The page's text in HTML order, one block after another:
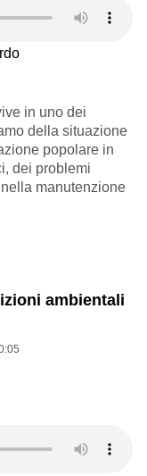
in uno dei
della situazione
popolare in
dei problemi
manutenzione
ambientali